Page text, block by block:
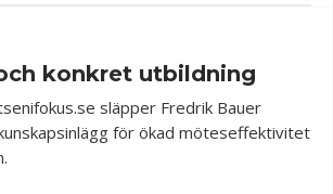
konkret utbildning
släpper Fredrik Bauer
för ökad möteseffektivitet